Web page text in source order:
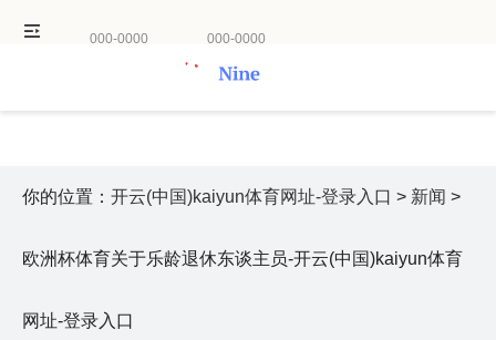
000-0000 000-0000
你的位置： 开云(中国)kaiyun体育网址-登录入口 > 新闻 >
欧洲杯体育关于乐龄退休东谈主员-开云(中国)kaiyun体育
网址-登录入口